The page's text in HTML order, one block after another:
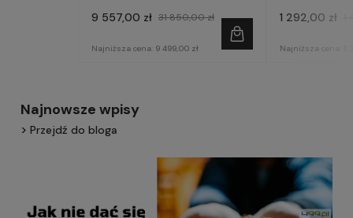
9 557,00 zł 31 850,00 zł
Najniższa cena: 9 499,00 zł
1 292,00 zł
Najniższa cena:
Najnowsze wpisy
Przejdź do bloga